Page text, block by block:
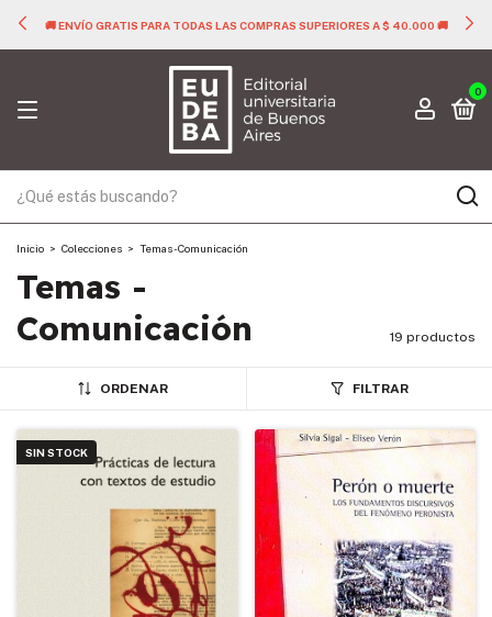
🚚 ENVÍO GRATIS PARA TODAS LAS COMPRAS SUPERIORES A $ 40.000 🚚
0
Inicio > Colecciones > Temas - Comunicación
Temas -
Comunicación
19 productos
ORDENAR FILTRAR
SIN STOCK